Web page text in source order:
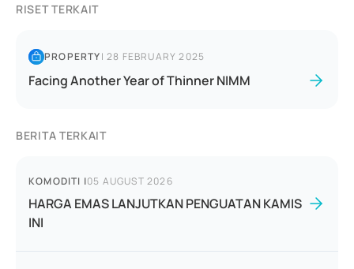
RISET TERKAIT
PROPERTY|28 FEBRUARY 2025
Facing Another Year of Thinner NIMM
BERITA TERKAIT
KOMODITI |05 AUGUST 2026
HARGA EMAS LANJUTKAN PENGUATAN KAMIS
INI